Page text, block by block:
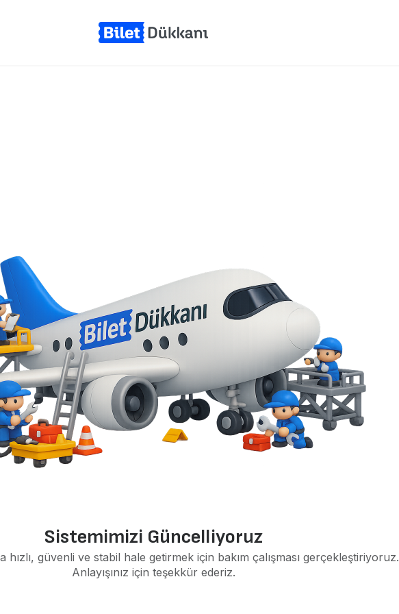
Sistemimizi Güncelliyoruz
hızlı, güvenli ve stabil hale getirmek için bakım çalışması gerçekleştiriyoruz.
Anlayışınız için teşekkür ederiz.